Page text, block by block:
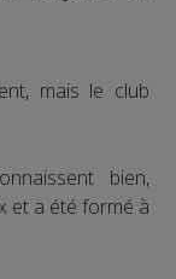
mais le club
bien,
et a été formé à